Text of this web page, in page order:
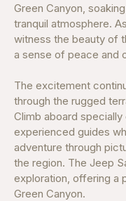
Green Canyon,
tranquil atmosphere.
witness the beauty of
a sense of peace and
The excitement
through the rugged
Climb aboard
experienced guides
adventure through
the region. The Jeep
exploration, offering a
Green Canyon.